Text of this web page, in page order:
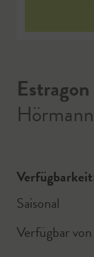
Estragon
Saisonal
Verfügbar von